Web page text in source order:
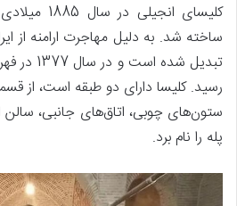
کلیسای
ساخته شد. به دلیل مهاجرت ارامنه از
تبدیل
رسید. کلیسا دارای دو طبقه است، از
پله را نام برد.